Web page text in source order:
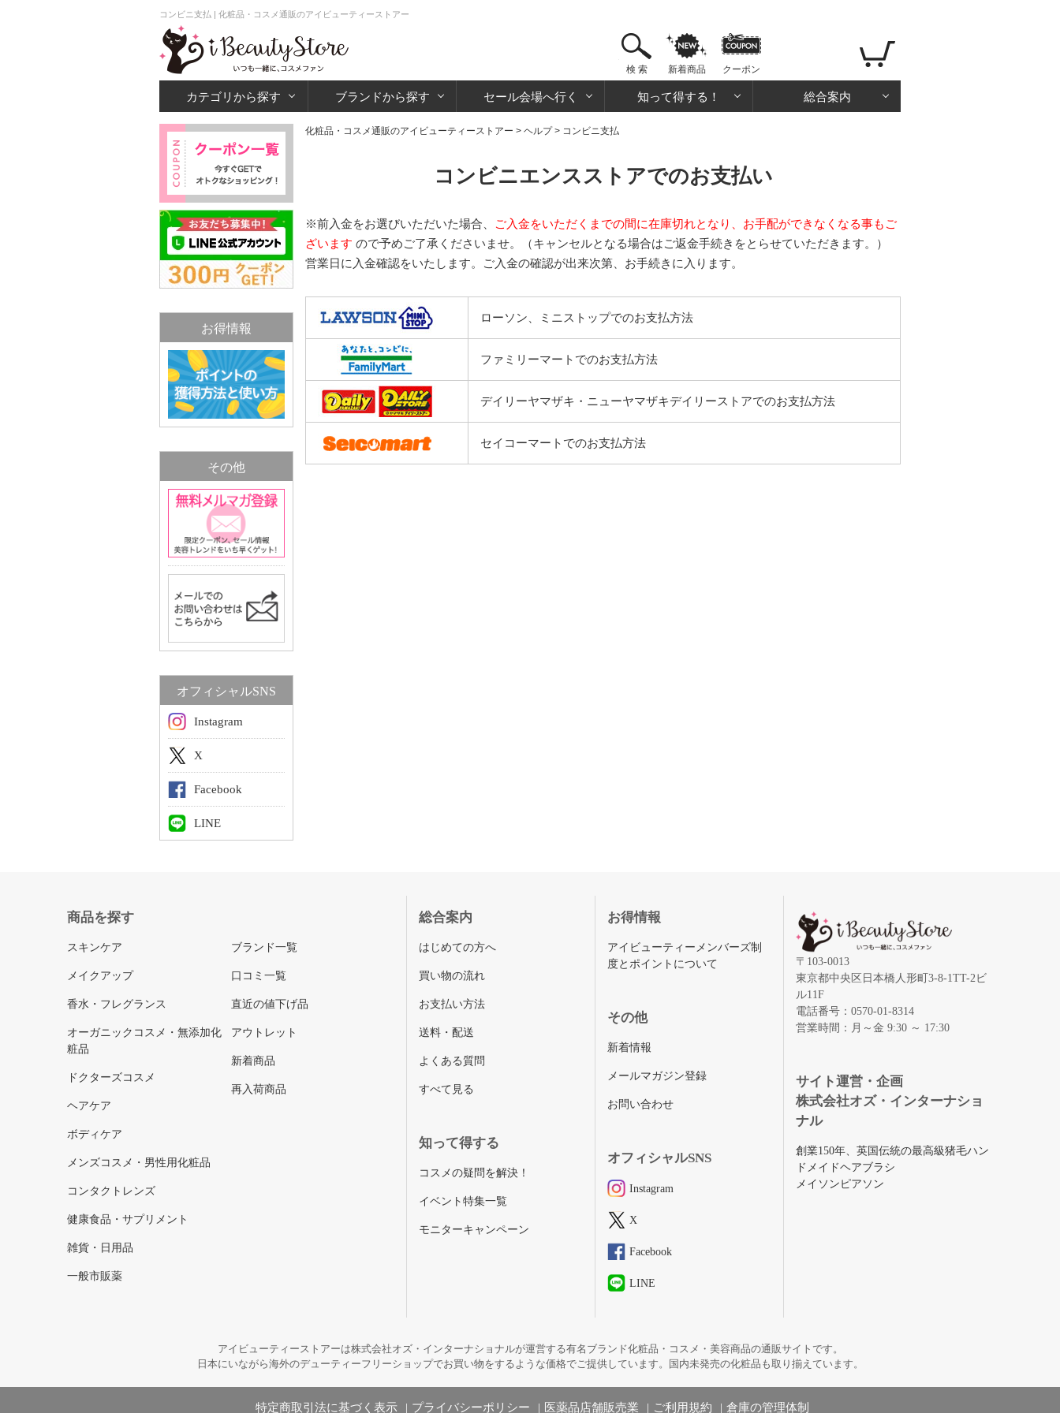
コンビニ支払 | 化粧品・コスメ通販のアイビューティーストアー
検 索 新着商品 クーポン
カテゴリから探す ブランドから探す セール会場へ行く 知って得する！ 総合案内
お得情報
その他
オフィシャルSNS
Instagram
X
Facebook
LINE
化粧品・コスメ通販のアイビューティーストアー > ヘルプ> コンビニ支払
コンビニエンスストアでのお支払い
※前入金をお選びいただいた場合、
ご入金をいただくまでの間に在庫切れとなり、お手配ができなくなる事もご
ざいます ので予めご了承くださいませ。（キャンセルとなる場合はご返金手続きをとらせていただきます。）
営業日に入金確認をいたします。ご入金の確認が出来次第、お手続きに入ります。
ローソン、ミニストップでのお支払方法
ファミリーマートでのお支払方法
デイリーヤマザキ・ニューヤマザキデイリーストアでのお支払方法
セイコーマートでのお支払方法
商品を探す
スキンケア
メイクアップ
香水・フレグランス
オーガニックコスメ・無添加化
粧品
ドクターズコスメ
ヘアケア
ボディケア
メンズコスメ・男性用化粧品
コンタクトレンズ
健康食品・サプリメント
雑貨・日用品
一般市販薬
ブランド一覧
口コミ一覧
直近の値下げ品
アウトレット
新着商品
再入荷商品
総合案内
はじめての方へ
買い物の流れ
お支払い方法
送料・配送
よくある質問
すべて見る
知って得する
コスメの疑問を解決！
イベント特集一覧
モニターキャンペーン
お得情報
アイビューティーメンバーズ制
度とポイントについて
その他
新着情報
メールマガジン登録
お問い合わせ
オフィシャルSNS
Instagram
X
Facebook
LINE
〒103-0013
東京都中央区日本橋人形町3-8-1TT-2ビ
ル11F
電話番号：0570-01-8314
営業時間：月～金 9:30 ～ 17:30
サイト運営・企画
株式会社オズ・インターナショ
ナル
創業150年、英国伝統の最高級猪毛ハン
ドメイドヘアブラシ
メイソンピアソン
アイビューティーストアーは株式会社オズ・インターナショナルが運営する有名ブランド化粧品・コスメ・美容商品の通販サイトです。
日本にいながら海外のデューティーフリーショップでお買い物をするような価格でご提供しています。国内未発売の化粧品も取り揃えています。
特定商取引法に基づく表示 プライバシーポリシー 医薬品店舗販売業 ご利用規約 倉庫の管理体制